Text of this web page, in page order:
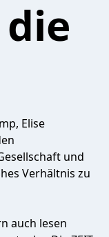
Elise
und
Verhältnis zu
auch lesen